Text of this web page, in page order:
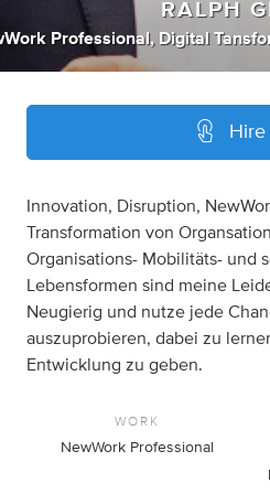
RALPH
Professional, Digital
Innovation, Disruption,
Transformation von
Organisations- Mobilitäts- und
Lebensformen sind meine
Neugierig und nutze jede
auszuprobieren, dabei zu
Entwicklung zu geben.
WORK
NewWork Professional